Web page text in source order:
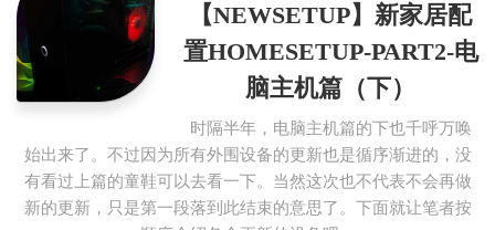
【NEWSETUP】新家居配
置HOMESETUP-PART2-电
脑主机篇（下）
时隔半年，电脑主机篇的下也千呼万唤
始出来了。不过因为所有外围设备的更新也是循序渐进的，没
有看过上篇的童鞋可以去看一下。当然这次也不代表不会再做
新的更新，只是第一段落到此结束的意思了。下面就让笔者按